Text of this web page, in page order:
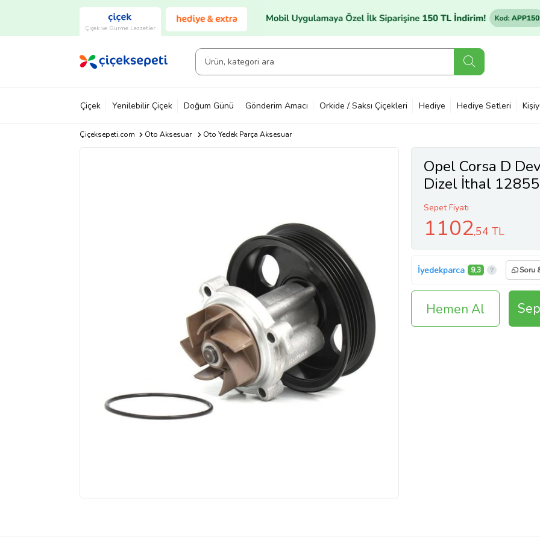
Çiçek ve Gurme Lezzetler
Çiçek Yenilebilir Çiçek Doğum Günü Gönderim Amacı Orkide / Saksı Çiçekleri Hediye Hediye Setleri
Çiçeksepeti.com Oto Aksesuar Oto Yedek Parça Aksesuar
Opel Corsa D
Dizel İthal
Sepet Fiyatı
1102,54 TL
İyedekparca 9,3 Soru
Hemen Al